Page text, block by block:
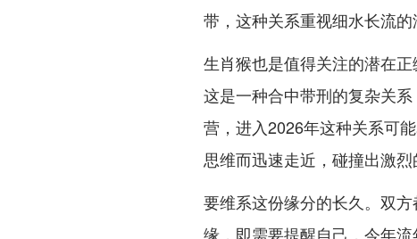
带，这种关系重视细水长流的
生肖猴也是值得关注的潜在
这是一种合中带刑的复杂关
营，进入2026年这种关系可
思维而迅速走近，碰撞出激烈
要维系这份缘分的长久。双
缘，即需要提醒自己，今年